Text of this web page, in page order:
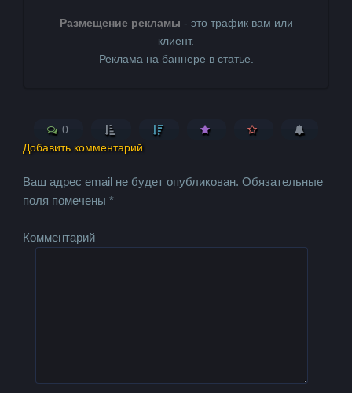
Размещение рекламы - это трафик вам или
клиент.
Реклама на баннере в статье.
0
Добавить комментарий
Ваш адрес email не будет опубликован. Обязательные
поля помечены*
Комментарий